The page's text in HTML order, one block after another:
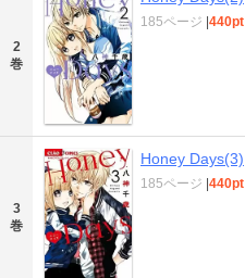
2
巻
185ページ 440pt
3
巻
Honey Days(3)
185ページ 440pt